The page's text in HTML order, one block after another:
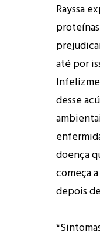
Rayssa
até por
desse
doença
começa
depois